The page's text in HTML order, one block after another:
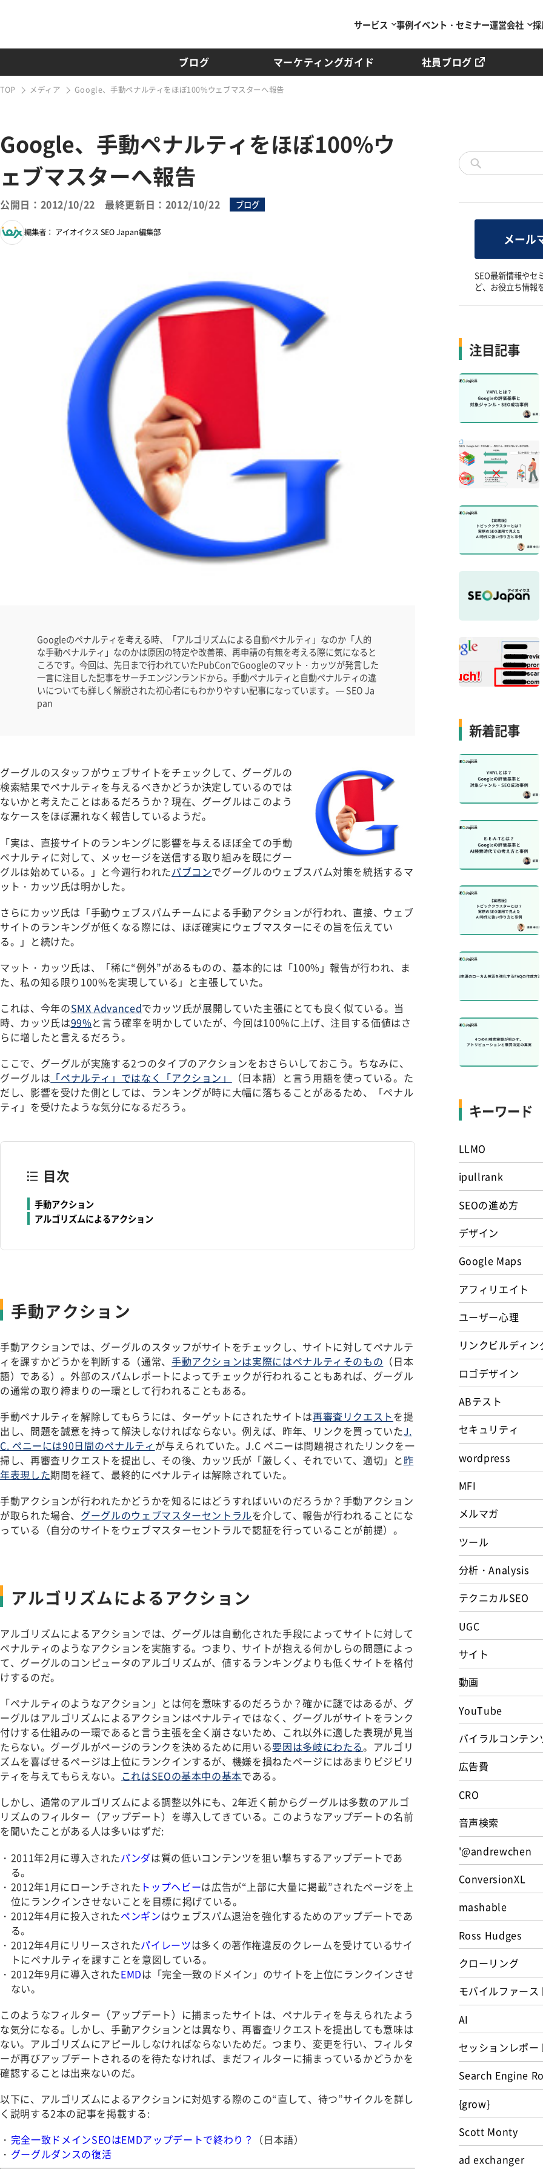
ブログ マーケティングガイド 社員ブログ
サービス 事例イベント・セミナー運営会社
TOP メディア Google、手動ペナルティをほぼ100%ウェブマスターへ報告
Google、手動ペナルティをほぼ100%ウ
ェブマスターへ報告
公開日：2012/10/22 最終更新日：2012/10/22 ブログ
編集者： アイオイクス SEO Japan編集部
Googleのペナルティを考える時、「アルゴリズムによる自動ペナルティ」なのか「人的
な手動ペナルティ」なのかは原因の特定や改善策、再申請の有無を考える際に気になると
ころです。今回は、先日まで行われていたPubConでGoogleのマット・カッツが発言した
一言に注目した記事をサーチエンジンランドから。手動ペナルティと自動ペナルティの違
いについても詳しく解説された初心者にもわかりやすい記事になっています。 — SEO Ja
pan
グーグルのスタッフがウェブサイトをチェックして、グーグルの
検索結果でペナルティを与えるべきかどうか決定しているのでは
ないかと考えたことはあるだろうか？現在、グーグルはこのよう
なケースをほぼ漏れなく報告しているようだ。
「実は、直接サイトのランキングに影響を与えるほぼ全ての手動
ペナルティに対して、メッセージを送信する取り組みを既にグー
グルは始めている。」と今週行われたパブコンでグーグルのウェブスパム対策を統括するマ
ット・カッツ氏は明かした。
さらにカッツ氏は「手動ウェブスパムチームによる手動アクションが行われ、直接、ウェブ
サイトのランキングが低くなる際には、ほぼ確実にウェブマスターにその旨を伝えてい
る。」と続けた。
マット・カッツ氏は、「稀に“例外”があるものの、基本的には「100%」報告が行われ、ま
た、私の知る限り100%を実現している」と主張していた。
これは、今年のSMX Advancedでカッツ氏が展開していた主張にとても良く似ている。当
時、カッツ氏は99%と言う確率を明かしていたが、今回は100%に上げ、注目する価値はさ
らに増したと言えるだろう。
ここで、グーグルが実施する2つのタイプのアクションをおさらいしておこう。ちなみに、
グーグルは 「ペナルティ」ではなく「アクション」
（日本語）と言う用語を使っている。た
だし、影響を受けた側としては、ランキングが時に大幅に落ちることがあるため、「ペナル
ティ」を受けたような気分になるだろう。
目次
手動アクション
アルゴリズムによるアクション
手動アクション
手動アクションでは、グーグルのスタッフがサイトをチェックし、サイトに対してペナルテ
ィを課すかどうかを判断する（通常、 手動アクションは実際にはペナルティそのもの （日本
語）である）。外部のスパムレポートによってチェックが行われることもあれば、グーグル
の通常の取り締まりの一環として行われることもある。
手動ペナルティを解除してもらうには、ターゲットにされたサイトは再審査リクエストを提
出し、問題を誠意を持って解決しなければならない。例えば、昨年、リンクを買っていたJ.
C. ペニーには90日間のペナルティ が与えられていた。J.C ペニーは問題視されたリンクを一
掃し、再審査リクエストを提出し、その後、カッツ氏が「厳しく、それでいて、適切」と昨
年表現した期間を経て、最終的にペナルティは解除されていた。
手動アクションが行われたかどうかを知るにはどうすればいいのだろうか？手動アクション
が取られた場合、 グーグルのウェブマスターセントラルを介して、報告が行われることにな
っている（自分のサイトをウェブマスターセントラルで認証を行っていることが前提）。
アルゴリズムによるアクション
アルゴリズムによるアクションでは、グーグルは自動化された手段によってサイトに対して
ペナルティのようなアクションを実施する。つまり、サイトが抱える何かしらの問題によっ
て、グーグルのコンピュータのアルゴリズムが、値するランキングよりも低くサイトを格付
けするのだ。
「ペナルティのようなアクション」とは何を意味するのだろうか？確かに謎ではあるが、グ
ーグルはアルゴリズムによるアクションはペナルティではなく、グーグルがサイトをランク
付けする仕組みの一環であると言う主張を全く崩さないため、これ以外に適した表現が見当
たらない。グーグルがページのランクを決めるために用いる要因は多岐にわたる。アルゴリ
ズムを喜ばせるページは上位にランクインするが、機嫌を損ねたページにはあまりビジビリ
ティを与えてもらえない。 これはSEOの基本中の基本である。
しかし、通常のアルゴリズムによる調整以外にも、2年近く前からグーグルは多数のアルゴ
リズムのフィルター（アップデート）を導入してきている。このようなアップデートの名前
を聞いたことがある人は多いはずだ:
2011年2月に導入されたパンダは質の低いコンテンツを狙い撃ちするアップデートであ
る。
2012年1月にローンチされた トップヘビーは広告が“上部に大量に掲載”されたページを上
位にランクインさせないことを目標に掲げている。
2012年4月に投入されたペンギンはウェブスパム退治を強化するためのアップデートであ
る。
2012年4月にリリースされたパイレーツは多くの著作権違反のクレームを受けているサイ
トにペナルティを課すことを意図している。
2012年9月に導入されたEMDは「完全一致のドメイン」のサイトを上位にランクインさせ
ない。
このようなフィルター（アップデート）に捕まったサイトは、ペナルティを与えられたよう
な気分になる。しかし、手動アクションとは異なり、再審査リクエストを提出しても意味は
ない。アルゴリズムにアピールしなければならないためだ。つまり、変更を行い、フィルタ
ーが再びアップデートされるのを待たなければ、まだフィルターに捕まっているかどうかを
確認することは出来ないのだ。
以下に、アルゴリズムによるアクションに対処する際のこの“直して、待つ”サイクルを詳し
く説明する2本の記事を掲載する:
完全一致ドメインSEOはEMDアップデートで終わり？
（日本語）
グーグルダンスの復活
メール
SEO最新情報やセ
ど、お役立ち情報
注目記事
新着記事
キーワード
LLMO
ipullrank
SEOの進め方
デザイン
Google Maps
アフィリエイト
ユーザー心理
リンクビルディン
ロゴデザイン
ABテスト
セキュリティ
wordpress
MFI
メルマガ
ツール
分析・Analysis
テクニカルSEO
UGC
サイト
動画
YouTube
バイラルコンテン
広告費
CRO
音声検索
'@andrewchen
ConversionXL
mashable
Ross Hudges
クローリング
モバイルファー
AI
セッションレポー
Search Engine
{grow}
Scott Monty
ad exchanger